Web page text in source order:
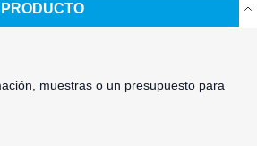
muestras o un presupuesto para